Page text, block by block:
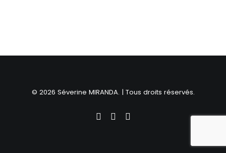
© 2026 Séverine MIRANDA. | Tous droits réservés.